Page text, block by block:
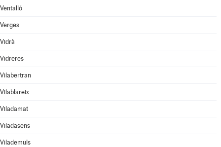
Ventalló
Verges
Vidrà
Vidreres
Vilabertran
Vilablareix
Viladamat
Viladasens
Vilademuls